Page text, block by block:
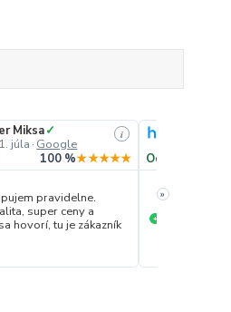
Miksa✓
júla · Google
i
100 %★★★★★
pravidelne.
super ceny a
hovorí, tu je zákazník
Odporúča
+
»